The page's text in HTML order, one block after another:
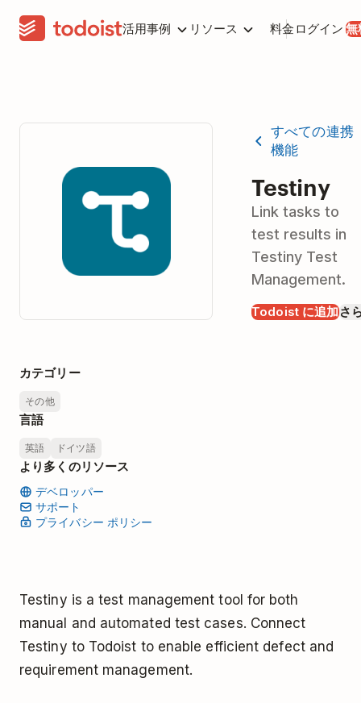
活用事例 リソース 料金 ログイン 無
すべての連携
機能
Testiny
Link tasks to
test results in
Testiny Test
Management.
Todoist に追加さ
カテゴリー
その他
言語
英語 ドイツ語
より多くのリソース
デベロッパー
サポート
プライバシー ポリシー
Testiny is a test management tool for both
manual and automated test cases. Connect
Testiny to Todoist to enable efficient defect and
requirement management.